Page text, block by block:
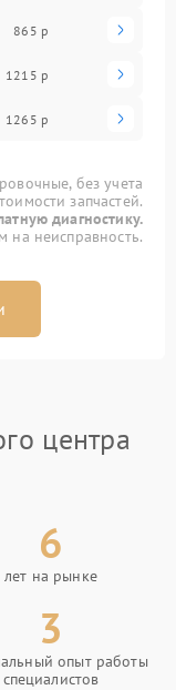
865 р
1215 р
1265 р
без учета
запчастей.
диагностику.
на неисправность.
центра
6
лет на рынке
3
опыт работы
специалистов